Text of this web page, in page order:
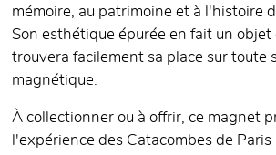
mémoire, au patrimoine et à l'histoire
Son esthétique épurée en fait un objet
trouvera facilement sa place sur toute
magnétique.
À collectionner ou à offrir, ce magnet
l'expérience des Catacombes de Paris